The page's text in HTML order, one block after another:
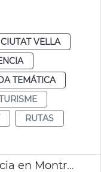
CIUTAT VELLA
TEMÁTICA
RUTAS
Promoción turística València en Montreal